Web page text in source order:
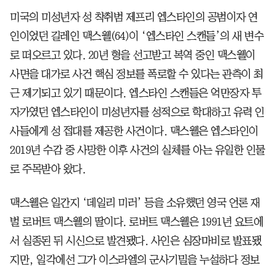
미국의 미성년자 성 착취범 제프리 엡스타인의 공범이자 연
인이었던 길레인 맥스웰(64)이 ‘엡스타인 스캔들’의 새 변수
로 떠오르고 있다. 20년 형을 선고받고 복역 중인 맥스웰이
사면을 대가로 사건 핵심 정보를 폭로할 수 있다는 관측이 최
근 제기되고 있기 때문이다. 엡스타인 스캔들은 억만장자 투
자가였던 엡스타인이 미성년자를 성적으로 학대하고 유력 인
사들에게 성 접대를 제공한 사건이다. 맥스웰은 엡스타인이
2019년 수감 중 사망한 이후 사건의 실체를 아는 유일한 인물
로 주목받아 왔다.
맥스웰은 일간지 ‘데일리 미러’ 등을 소유했던 영국 언론 재
벌 로버트 맥스웰의 딸이다. 로버트 맥스웰은 1991년 요트에
서 실종된 뒤 시신으로 발견됐다. 사인은 심장마비로 발표됐
지만, 일각에선 그가 이스라엘의 군사기밀을 누설하다 정보